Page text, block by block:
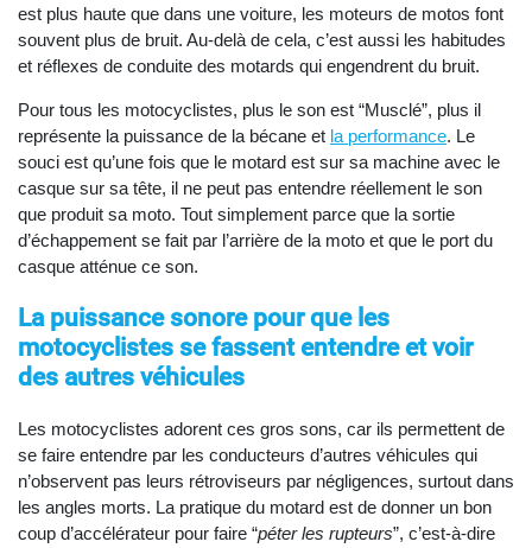
est plus haute que dans une voiture, les moteurs de motos font
souvent plus de bruit. Au-delà de cela, c’est aussi les habitudes
et réflexes de conduite des motards qui engendrent du bruit.
Pour tous les motocyclistes, plus le son est “Musclé”, plus il
représente la puissance de la bécane et la performance. Le
souci est qu’une fois que le motard est sur sa machine avec le
casque sur sa tête, il ne peut pas entendre réellement le son
que produit sa moto. Tout simplement parce que la sortie
d’échappement se fait par l’arrière de la moto et que le port du
casque atténue ce son.
La puissance sonore pour que les
motocyclistes se fassent entendre et voir
des autres véhicules
Les motocyclistes adorent ces gros sons, car ils permettent de
se faire entendre par les conducteurs d’autres véhicules qui
n’observent pas leurs rétroviseurs par négligences, surtout dans
les angles morts. La pratique du motard est de donner un bon
coup d’accélérateur pour faire “péter les rupteurs”, c’est-à-dire